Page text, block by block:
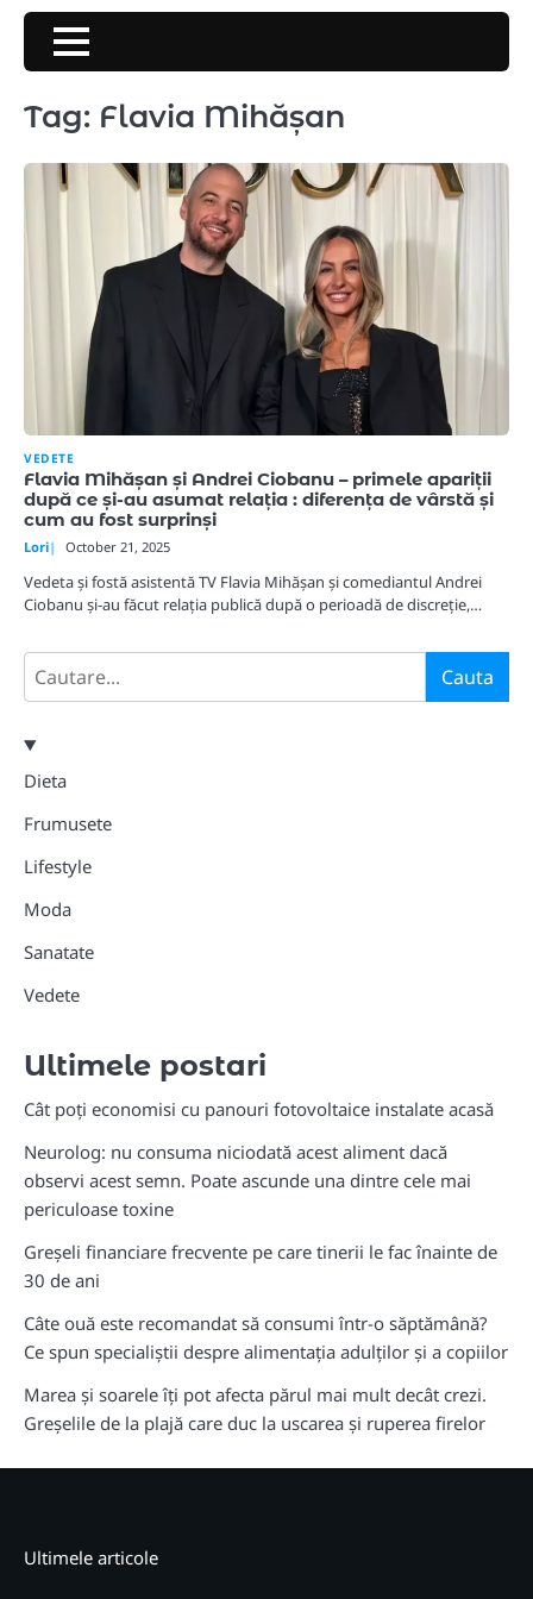
Skip
content
Tag: Flavia Mihășan
VEDETE
Flavia Mihășan și Andrei Ciobanu – primele apariții
după ce și-au asumat relația : diferența de vârstă și
cum au fost surprinși
Lori October 21, 2025
Vedeta și fostă asistentă TV Flavia Mihășan și comediantul Andrei
Ciobanu și-au făcut relația publică după o perioadă de discreție,…
Search Cauta
Dieta
Frumusete
Lifestyle
Moda
Sanatate
Vedete
Ultimele postari
Cât poți economisi cu panouri fotovoltaice instalate acasă
Neurolog: nu consuma niciodată acest aliment dacă
observi acest semn. Poate ascunde una dintre cele mai
periculoase toxine
Greșeli financiare frecvente pe care tinerii le fac înainte de
30 de ani
Câte ouă este recomandat să consumi într-o săptămână?
Ce spun specialiștii despre alimentația adulților și a copiilor
Marea și soarele îți pot afecta părul mai mult decât crezi.
Greșelile de la plajă care duc la uscarea și ruperea firelor
Ultimele articole